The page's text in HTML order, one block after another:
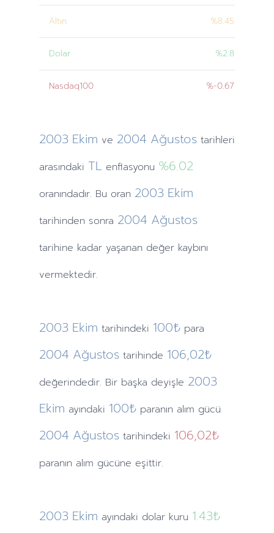
Altın %8.45
Dolar %2.8
Nasdaq100 %-0.67
2003 Ekim ve 2004 Ağustos tarihleri
arasındaki TLenflasyonu %6.02
oranındadır. Bu oran 2003 Ekim
tarihindensonra 2004 Ağustos
tarihine kadar yaşanan değer kaybını
vermektedir.
2003 Ekim tarihindeki 100₺ para
2004 Ağustos tarihinde 106,02₺
değerindedir. Bir başka deyişle 2003
Ekim ayındaki 100₺ paranın alım gücü
2004 Ağustos tarihindeki 106,02₺
paranın alım gücüne eşittir.
2003 Ekim ayındaki dolar kuru 1.43₺